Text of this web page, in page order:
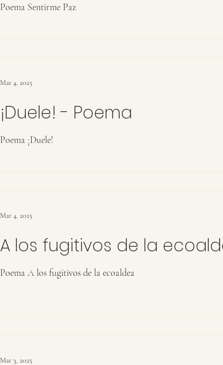
Poema Sentirme Paz
¡Duele! - Poema
Poema ¡Duele!
Mar 4, 2025
A los fugitivos de la
Poema A los fugitivos de la ecoaldea
Mar 4, 2025
Mar 3, 2025